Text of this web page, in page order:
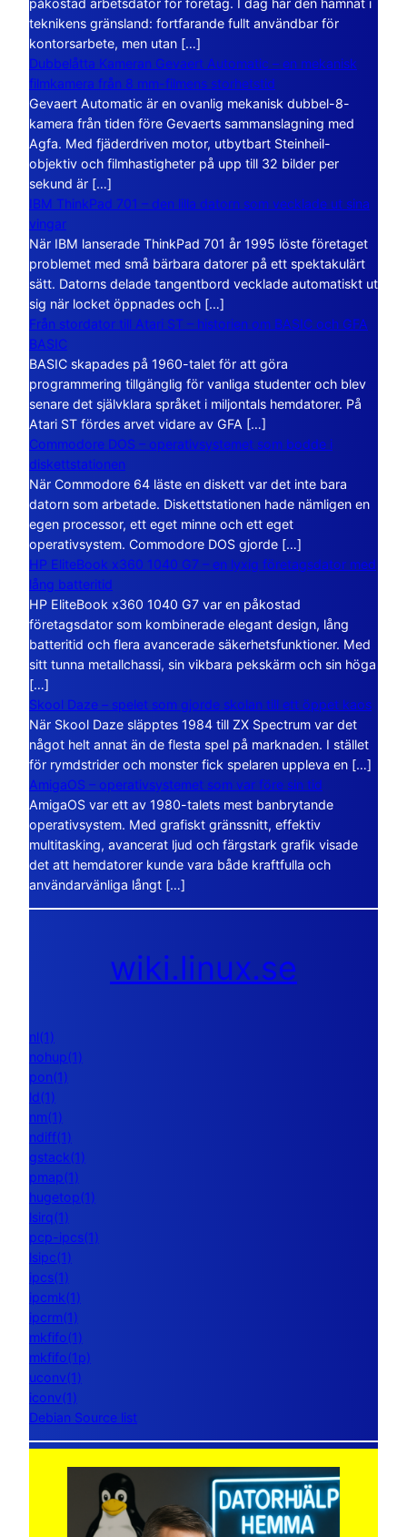
teknikens gränsland: fortfarande fullt användbar för
kontorsarbete, men utan […]
Dubbelåtta Kameran Gevaert Automatic – en mekanisk
filmkamera från 8 mm-filmens storhetstid
Gevaert Automatic är en ovanlig mekanisk dubbel-8-
kamera från tiden före Gevaerts sammanslagning med
Agfa. Med fjäderdriven motor, utbytbart Steinheil-
objektiv och filmhastigheter på upp till 32 bilder per
sekund är […]
IBM ThinkPad 701 – den lilla datorn som vecklade ut sina
vingar
När IBM lanserade ThinkPad 701 år 1995 löste företaget
problemet med små bärbara datorer på ett spektakulärt
sätt. Datorns delade tangentbord vecklade automatiskt ut
sig när locket öppnades och […]
Från stordator till Atari ST – historien om BASIC och GFA
BASIC
BASIC skapades på 1960-talet för att göra
programmering tillgänglig för vanliga studenter och blev
senare det självklara språket i miljontals hemdatorer. På
Atari ST fördes arvet vidare av GFA […]
Commodore DOS – operativsystemet som bodde i
diskettstationen
När Commodore 64 läste en diskett var det inte bara
datorn som arbetade. Diskettstationen hade nämligen en
egen processor, ett eget minne och ett eget
operativsystem. Commodore DOS gjorde […]
HP EliteBook x360 1040 G7 – en lyxig företagsdator med
lång batteritid
HP EliteBook x360 1040 G7 var en påkostad
företagsdator som kombinerade elegant design, lång
batteritid och flera avancerade säkerhetsfunktioner. Med
sitt tunna metallchassi, sin vikbara pekskärm och sin höga
[…]
Skool Daze – spelet som gjorde skolan till ett öppet kaos
När Skool Daze släpptes 1984 till ZX Spectrum var det
något helt annat än de flesta spel på marknaden. I stället
för rymdstrider och monster fick spelaren uppleva en […]
AmigaOS – operativsystemet som var före sin tid
AmigaOS var ett av 1980-talets mest banbrytande
operativsystem. Med grafiskt gränssnitt, effektiv
multitasking, avancerat ljud och färgstark grafik visade
det att hemdatorer kunde vara både kraftfulla och
användarvänliga långt […]
wiki.linux.se
nl(1)
nohup(1)
pon(1)
ld(1)
nm(1)
ndiff(1)
gstack(1)
pmap(1)
hugetop(1)
lsirq(1)
pcp-ipcs(1)
lsipc(1)
ipcs(1)
ipcmk(1)
ipcrm(1)
mkfifo(1)
mkfifo(1p)
uconv(1)
iconv(1)
Debian Source list